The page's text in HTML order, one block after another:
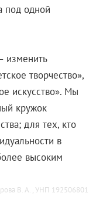
под одной
изменить
творчество»,
искусство». Мы
кружок
для тех, кто
в
высоким
В. А. , УНП 192506801